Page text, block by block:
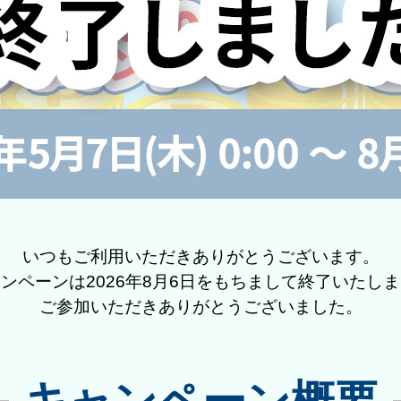
いつもご利用いただきありがとうございます。
ペーンは2026年8月6日をもちまして終了いたし
ご参加いただきありがとうございました。